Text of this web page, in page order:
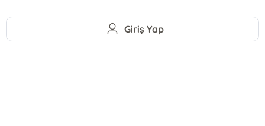
Giriş Yap